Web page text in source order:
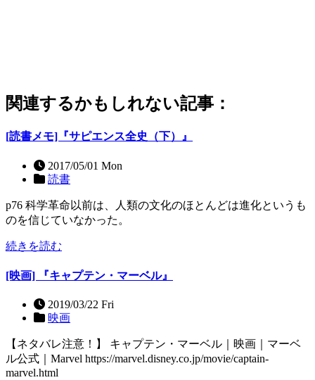
関連するかもしれない記事：
[読書メモ]『サピエンス全史（下）』
2017/05/01 Mon
読書
p76 科学革命以前は、人類の文化のほとんどは進化というも
のを信じていなかった。
続きを読む
[映画] 『キャプテン・マーベル』
2019/03/22 Fri
映画
【ネタバレ注意！】 キャプテン・マーベル｜映画｜マーベ
ル公式｜Marvel https://marvel.disney.co.jp/movie/captain-
marvel.html